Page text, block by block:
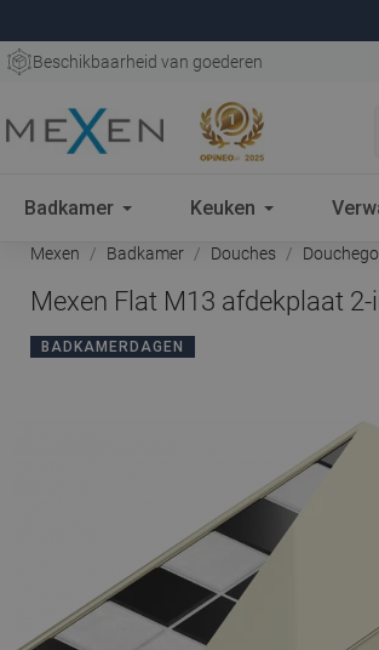
Beschikbaarheid van goederen
Badkamer Keuken
Mexen Badkamer Douches
Mexen Flat M13 afdekplaat
BADKAMERDAGEN